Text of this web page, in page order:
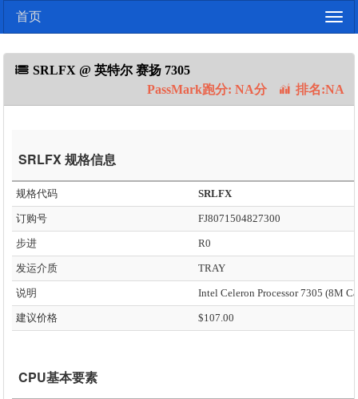
首页
SRLFX @ 英特尔 赛扬 7305
PassMark跑分: NA分
排名:NA
SRLFX 规格信息
规格代码 SRLFX
订购号 FJ8071504827300
步进 R0
发运介质 TRAY
说明
建议价格 $107.00
CPU基本要素